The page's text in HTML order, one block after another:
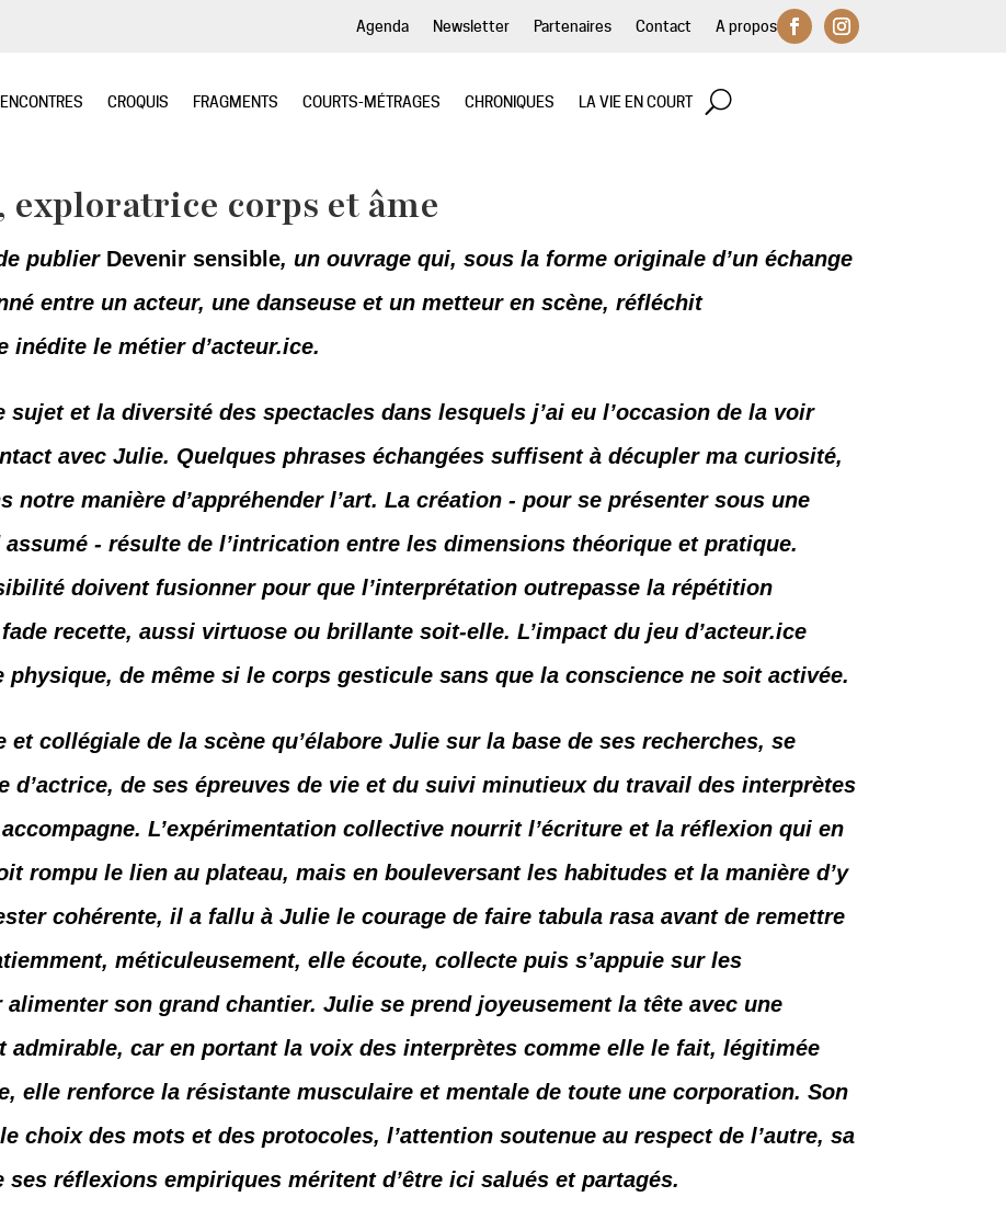
Agenda Newsletter Partenaires Contact A propos
CROQUIS FRAGMENTS COURTS-MÉTRAGES CHRONIQUES LA VIE EN COURT
exploratrice corps et âme
publier Devenir sensible, un ouvrage qui, sous la forme originale d’un échange
entre un acteur, une danseuse et un metteur en scène, réfléchit
inédite le métier d’acteur.ice.
et la diversité des spectacles dans lesquels j’ai eu l’occasion de la voir
avec Julie. Quelques phrases échangées suffisent à décupler ma curiosité,
notre manière d’appréhender l’art. La création - pour se présenter sous une
- résulte de l’intrication entre les dimensions théorique et pratique.
doivent fusionner pour que l’interprétation outrepasse la répétition
recette, aussi virtuose ou brillante soit-elle. L’impact du jeu d’acteur.ice
de même si le corps gesticule sans que la conscience ne soit activée.
et collégiale de la scène qu’élabore Julie sur la base de ses recherches, se
d’actrice, de ses épreuves de vie et du suivi minutieux du travail des interprètes
L’expérimentation collective nourrit l’écriture et la réflexion qui en
rompu le lien au plateau, mais en bouleversant les habitudes et la manière d’y
cohérente, il a fallu à Julie le courage de faire tabula rasa avant de remettre
méticuleusement, elle écoute, collecte puis s’appuie sur les
son grand chantier. Julie se prend joyeusement la tête avec une
car en portant la voix des interprètes comme elle le fait, légitimée
elle renforce la résistante musculaire et mentale de toute une corporation. Son
choix des mots et des protocoles, l’attention soutenue au respect de l’autre, sa
réflexions empiriques méritent d’être ici salués et partagés.